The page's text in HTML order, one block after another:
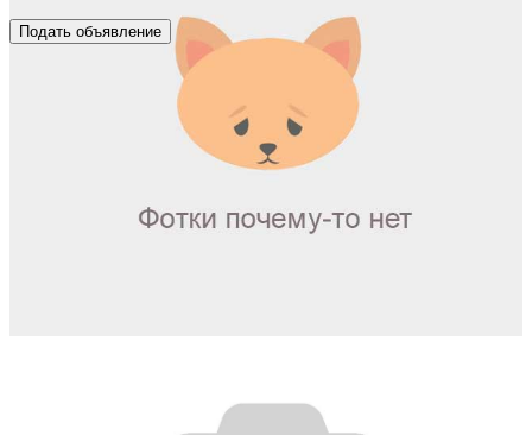
Подать объявление